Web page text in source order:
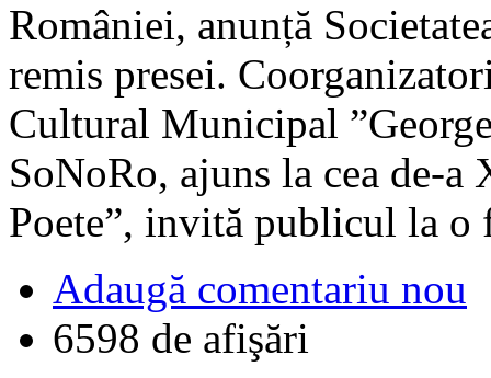
României, anunță
remis presei.
Cultural Municipal
SoNoRo, ajuns la cea de-
Poete”, invită publicul la o
Adaugă comentariu nou
6598 de afişări